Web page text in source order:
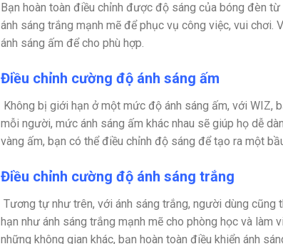
Bạn hoàn toàn điều chỉnh được độ sáng của bóng đèn
ánh sáng trắng mạnh mẽ để phục vụ công việc, vui
ánh sáng ấm để cho phù hợp.
Điều chỉnh cường độ ánh sáng ấm
Không bị giới hạn ở một mức độ ánh sáng ấm, với WIZ,
mỗi người, mức ánh sáng ấm khác nhau sẽ giúp họ dễ
vàng ấm, bạn có thể điều chỉnh độ sáng để tạo ra một
Điều chỉnh cường độ ánh sáng trắng
Tương tự như trên, với ánh sáng trắng, người dùng
hạn như ánh sáng trắng mạnh mẽ cho phòng học và làm
những không gian khác, bạn hoàn toàn điều khiển ánh